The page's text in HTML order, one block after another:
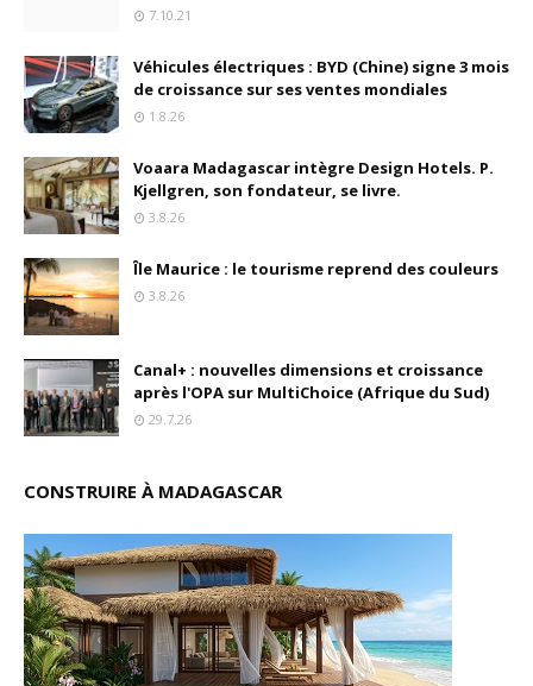
7.10.21
Véhicules électriques : BYD (Chine) signe 3 mois
de croissance sur ses ventes mondiales
1.8.26
Voaara Madagascar intègre Design Hotels. P.
Kjellgren, son fondateur, se livre.
3.8.26
Île Maurice : le tourisme reprend des couleurs
3.8.26
Canal+ : nouvelles dimensions et croissance
après l'OPA sur MultiChoice (Afrique du Sud)
29.7.26
CONSTRUIRE À MADAGASCAR